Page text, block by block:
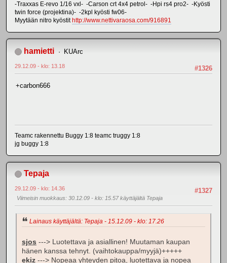
-Traxxas E-revo 1/16 vxl- -Carson crt 4x4 petrol- -Hpi rs4 pro2- -Kyösti
twin force (projektina)- -2kpl kyösti fw06-
Myytään nitro kyöstit http://www.nettivaraosa.com/916891
hamietti KUArc
#1326
29.12.09 - klo: 13.18
+carbon666
Teamc rakennettu Buggy 1:8 teamc truggy 1:8
jg buggy 1:8
Tepaja
#1327
29.12.09 - klo: 14.36
Viimeisin muokkaus: 30.12.09 - klo: 15.57 käyttäjältä Tepaja
Lainaus käyttäjältä: Tepaja - 15.12.09 - klo: 17.26
sjos ---> Luotettava ja asiallinen! Muutaman kaupan
hänen kanssa tehnyt. (vaihtokauppa/myyjä)+++++
ekiz ---> Nopeaa yhteyden pitoa, luotettava ja nopea